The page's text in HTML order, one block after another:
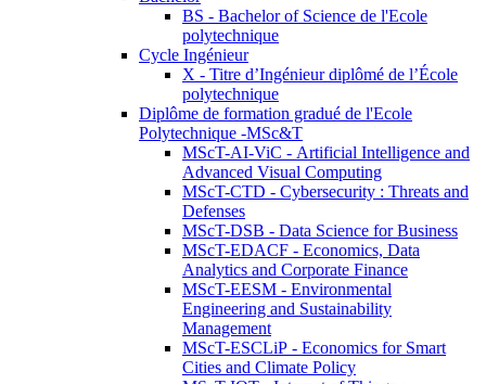
BS - Bachelor of Science de l'Ecole
polytechnique
Cycle Ingénieur
X - Titre d’Ingénieur diplômé de l’École
polytechnique
Diplôme de formation gradué de l'Ecole
Polytechnique -MSc&T
MScT-AI-ViC - Artificial Intelligence and
Advanced Visual Computing
MScT-CTD - Cybersecurity : Threats and
Defenses
MScT-DSB - Data Science for Business
MScT-EDACF - Economics, Data
Analytics and Corporate Finance
MScT-EESM - Environmental
Engineering and Sustainability
Management
MScT-ESCLiP - Economics for Smart
Cities and Climate Policy